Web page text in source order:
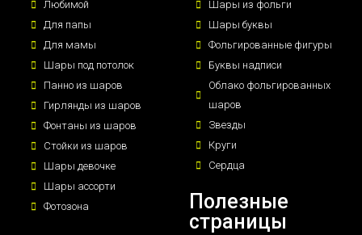
Любимой
Для папы
Для мамы
Шары под потолок
Панно из шаров
Гирлянды из шаров
Фонтаны из шаров
Стойки из шаров
Шары девочке
Шары ассорти
Фотозона
Шары из фольги
Шары буквы
Фольгированные фигуры
Буквы надписи
Облако фольгированных
шаров
Звезды
Круги
Сердца
Полезные
страницы